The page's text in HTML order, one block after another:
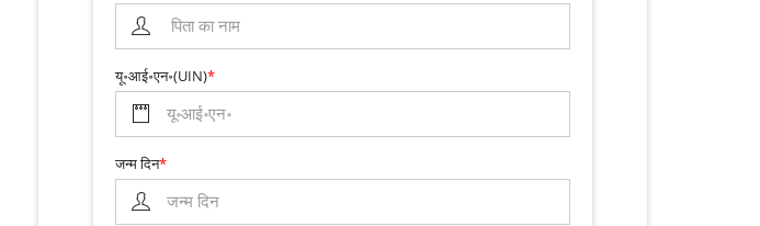
यू॰आई॰एन॰(UIN)*
जन्म दिन*